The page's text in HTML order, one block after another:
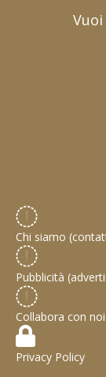
Chi siamo
Pubblicità
Collabora con noi
Privacy Policy